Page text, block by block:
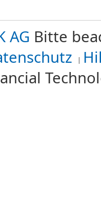
AG Bitte